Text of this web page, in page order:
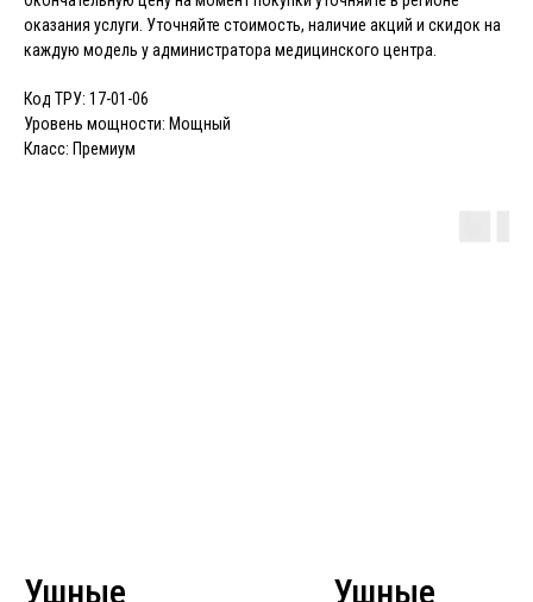
оказания услуги. Уточняйте стоимость, наличие акций и скидок на
каждую модель у администратора медицинского центра.
Код ТРУ: 17-01-06
Уровень мощности: Мощный
Класс: Премиум
Ушные
Ушные